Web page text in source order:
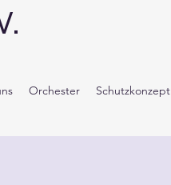
Orchester Schutzkonzept